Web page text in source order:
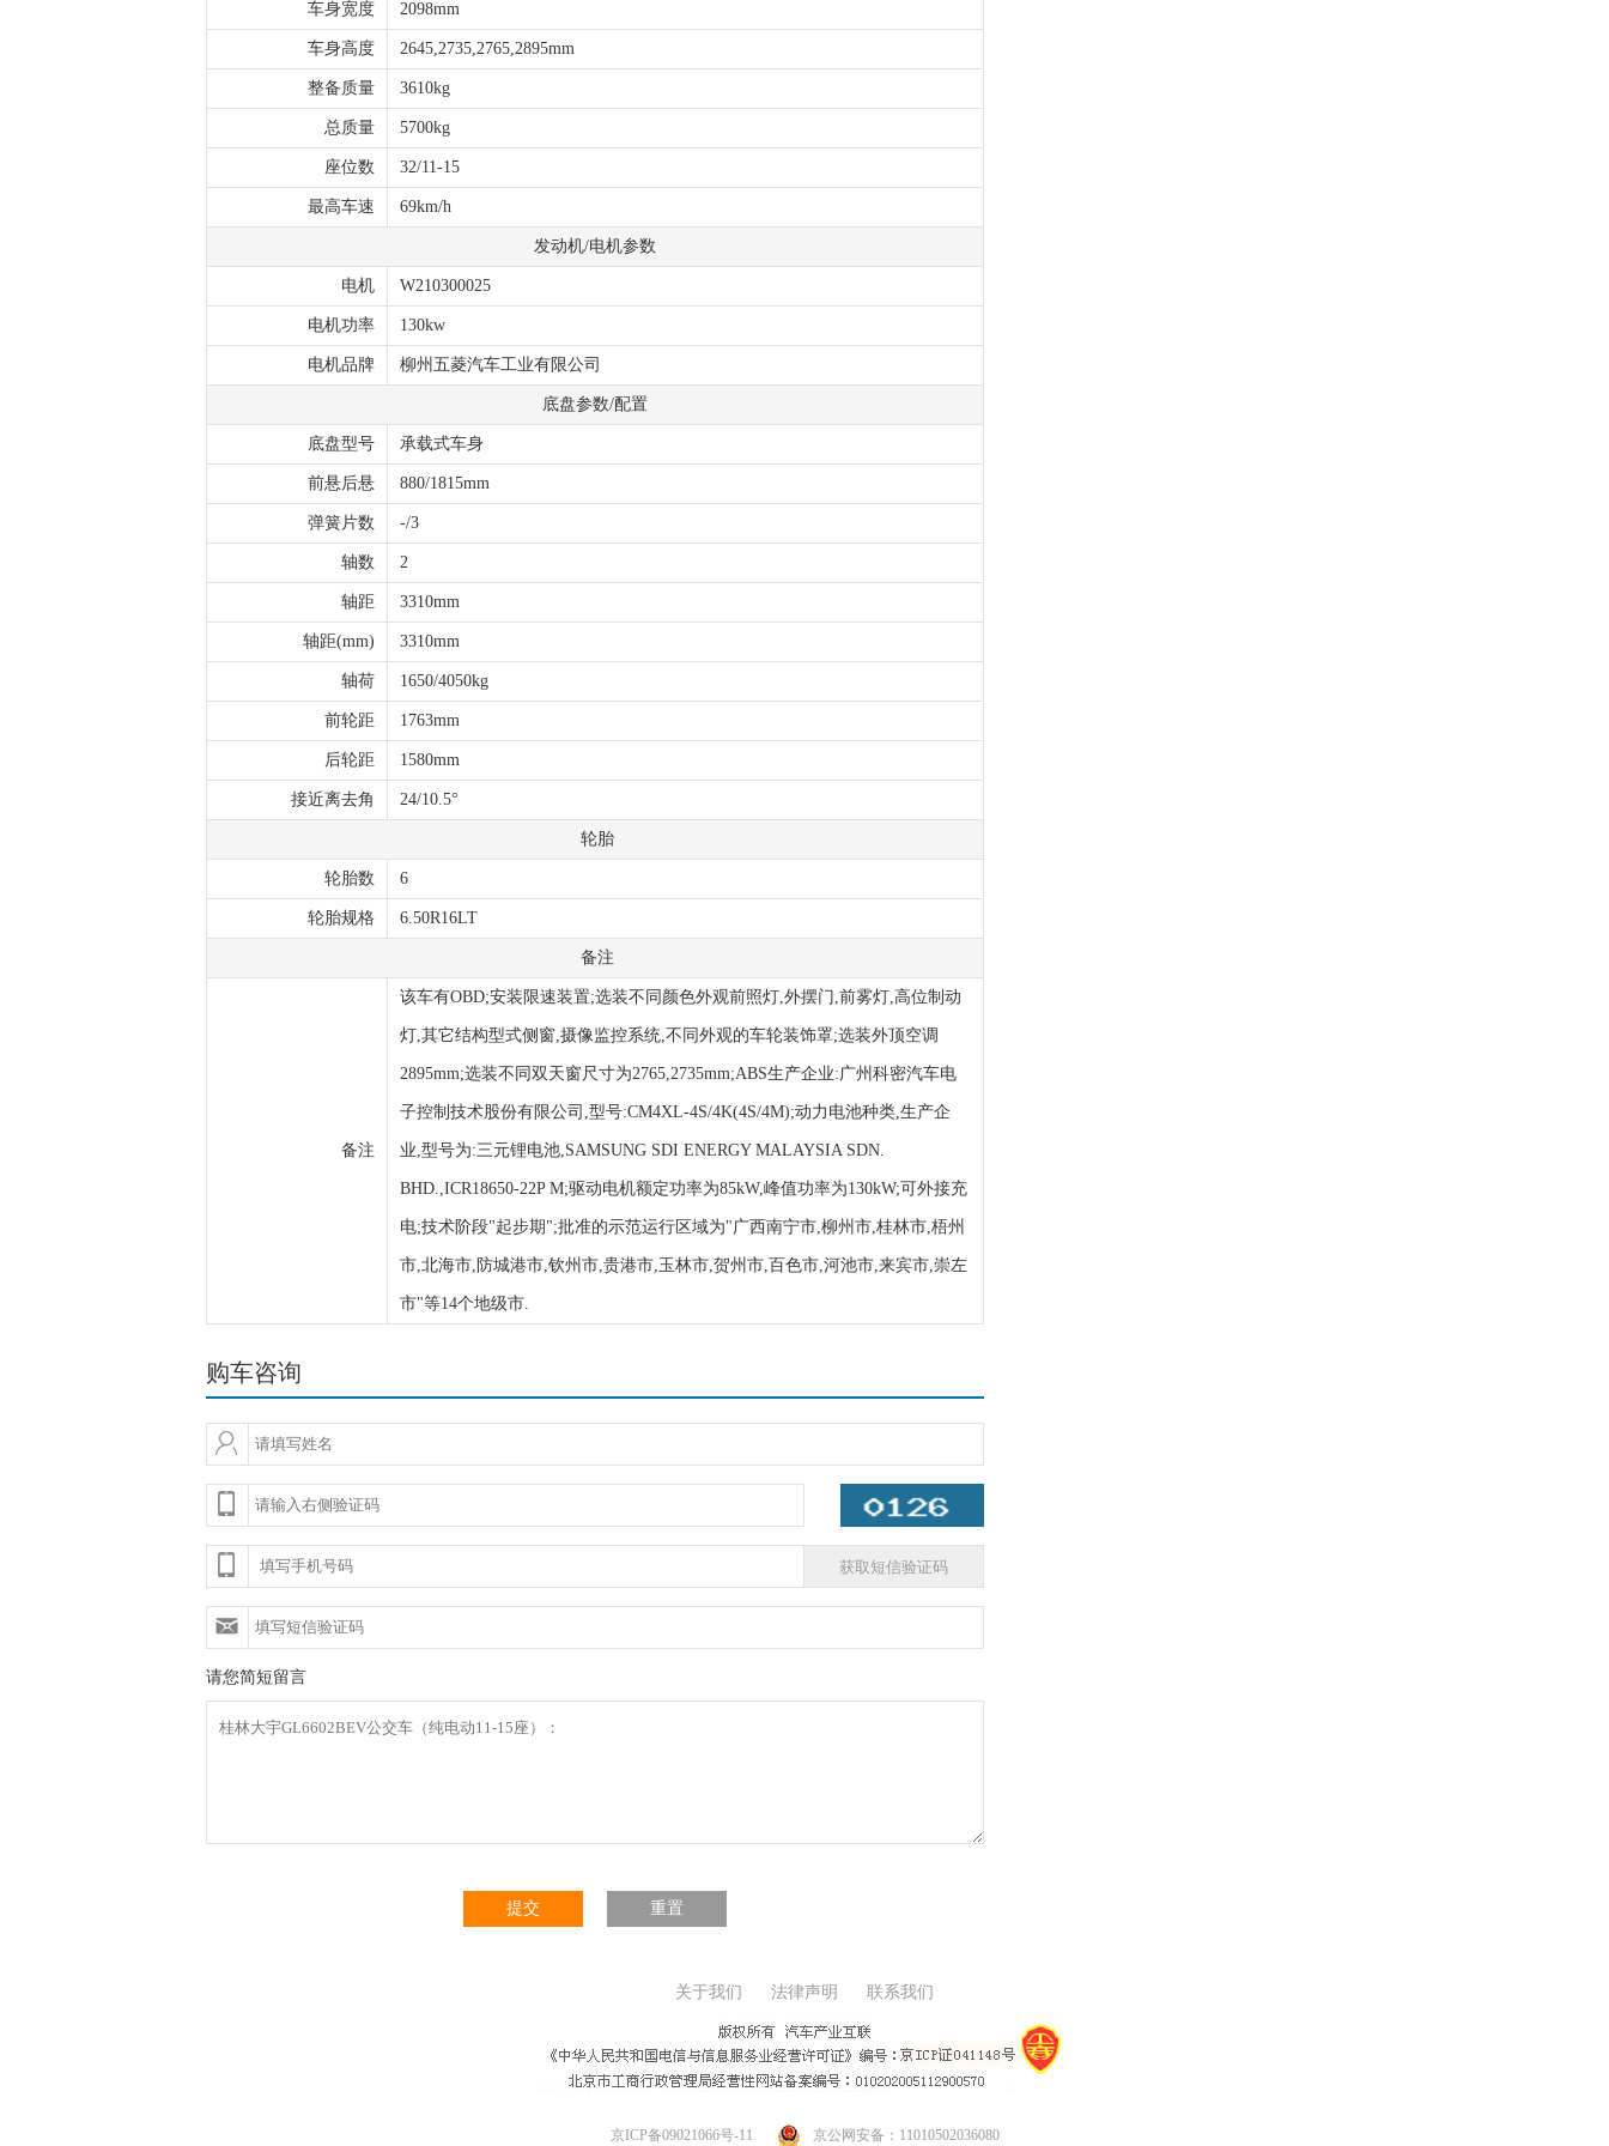
车身宽度 2098mm
车身高度 2645,2735,2765,2895mm
整备质量 3610kg
总质量 5700kg
座位数 32/11-15
最高车速 69km/h
发动机/电机参数
电机 W210300025
电机功率 130kw
电机品牌 柳州五菱汽车工业有限公司
底盘参数/配置
底盘型号 承载式车身
前悬后悬 880/1815mm
弹簧片数 -/3
轴数 2
轴距 3310mm
轴距(mm) 3310mm
轴荷 1650/4050kg
前轮距 1763mm
后轮距 1580mm
接近离去角 24/10.5°
轮胎
轮胎数 6
轮胎规格 6.50R16LT
备注
备注
该车有OBD;安装限速装置;选装不同颜色外观前照灯,外摆门,前雾灯,高位制动
灯,其它结构型式侧窗,摄像监控系统,不同外观的车轮装饰罩;选装外顶空调
2895mm;选装不同双天窗尺寸为2765,2735mm;ABS生产企业:广州科密汽车电
子控制技术股份有限公司,型号:CM4XL-4S/4K(4S/4M);动力电池种类,生产企
业,型号为:三元锂电池,SAMSUNG SDI ENERGY MALAYSIA SDN.
BHD.,ICR18650-22P M;驱动电机额定功率为85kW,峰值功率为130kW;可外接充
电;技术阶段"起步期";批准的示范运行区域为"广西南宁市,柳州市,桂林市,梧州
市,北海市,防城港市,钦州市,贵港市,玉林市,贺州市,百色市,河池市,来宾市,崇左
市"等14个地级市.
购车咨询
请您简短留言
提交 重置
关于我们 法律声明 联系我们
京ICP备09021066号-11 京公网安备：11010502036080